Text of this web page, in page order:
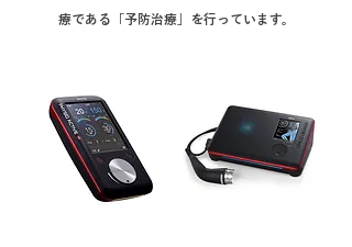
療である「予防治療」を行っています。